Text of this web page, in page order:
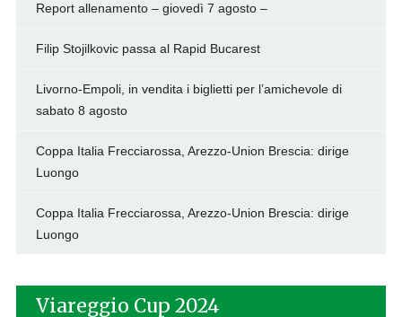
Report allenamento – giovedì 7 agosto –
Filip Stojilkovic passa al Rapid Bucarest
Livorno-Empoli, in vendita i biglietti per l’amichevole di
sabato 8 agosto
Coppa Italia Frecciarossa, Arezzo-Union Brescia: dirige
Luongo
Coppa Italia Frecciarossa, Arezzo-Union Brescia: dirige
Luongo
Viareggio Cup 2024